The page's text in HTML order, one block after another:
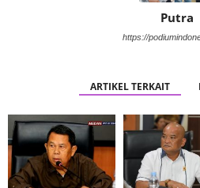
Putra
https://
ARTIKEL TERKAIT